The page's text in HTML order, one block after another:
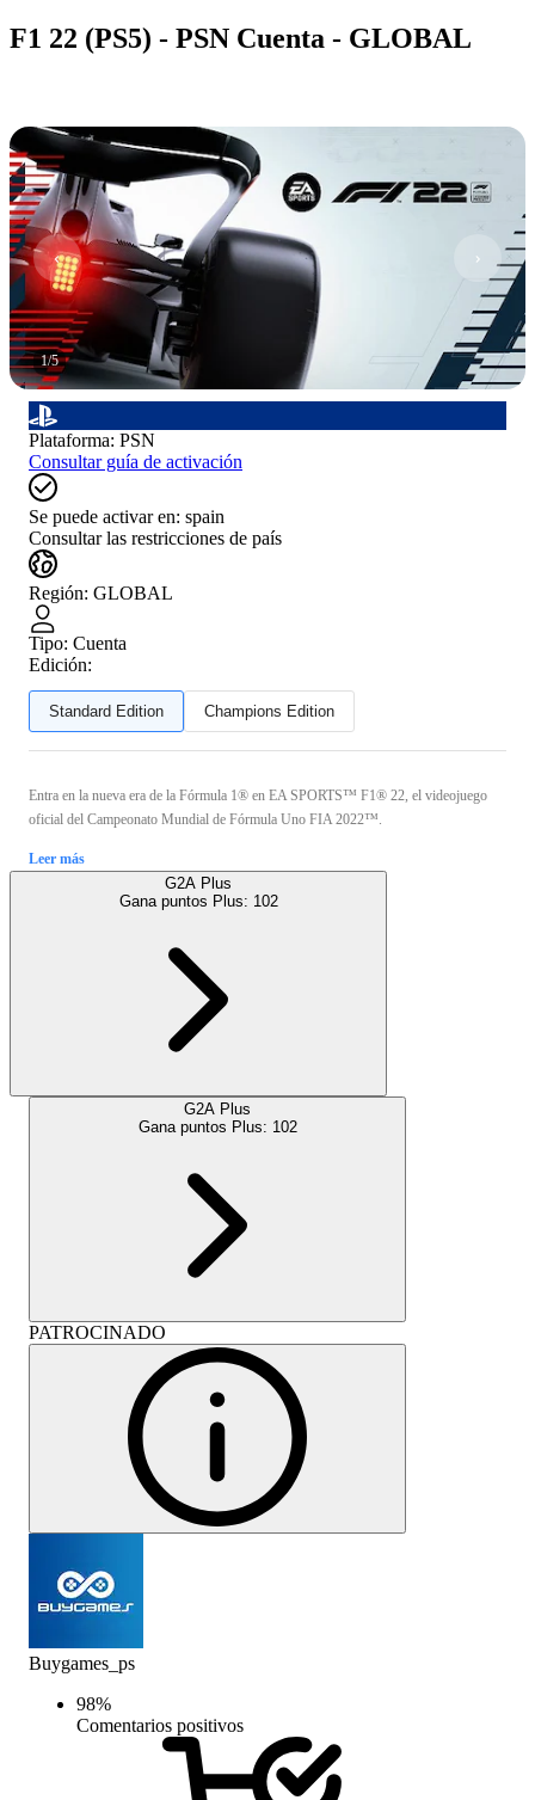
F1 22 (PS5) - PSN Cuenta - GLOBAL
1/5
Plataforma: PSN
Consultar guía de activación
Se puede activar en: spain
Consultar las restricciones de país
Región: GLOBAL
Tipo: Cuenta
Edición:
Standard Edition Champions Edition
Entra en la nueva era de la Fórmula 1® en EA SPORTS™ F1® 22, el videojuego
oficial del Campeonato Mundial de Fórmula Uno FIA 2022™.
Leer más
G2A Plus
Gana puntos Plus: 102
G2A Plus
Gana puntos Plus: 102
PATROCINADO
Buygames_ps
98%
Comentarios positivos